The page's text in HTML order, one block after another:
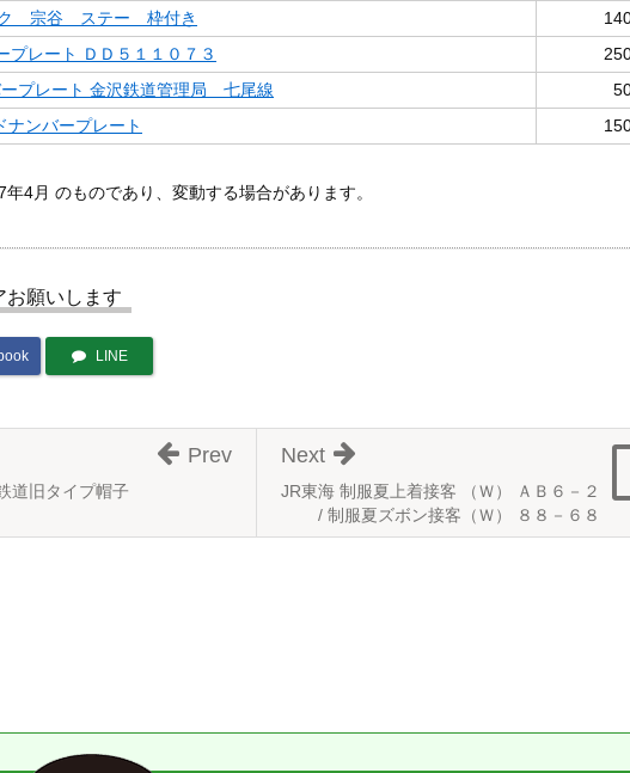
宗谷 ステー 枠付き
プレート ＤＤ５１１０７３
プレート 金沢鉄道管理局 七尾線
ナンバープレート
4月 のものであり、変動する場合があります。
お願いします
LINE
JR東海 制服夏上着接客 （Ｗ） ＡＢ６－２
/ 制服夏ズボン接客（Ｗ） ８８－６８
Next
道旧タイプ帽子
Prev